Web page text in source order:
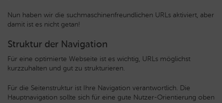
Nun haben wir die suchmaschinenfreundlichen URLs aktiviert, aber
damit ist es nicht getan!
Struktur der Navigation
Für eine optimierte Webseite ist es wichtig, URLs möglichst
kurzzuhalten und gut zu strukturieren.
Für die Seitenstruktur ist Ihre Navigation verantwortlich. Die
Hauptnavigation sollte sich für eine gute Nutzer-Orientierung oben